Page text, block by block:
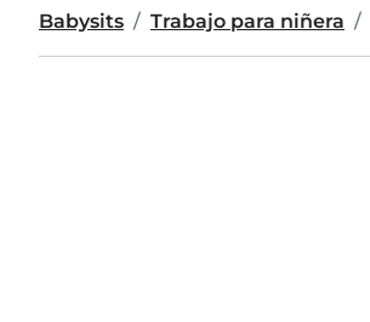
Babysits Trabajo para niñera